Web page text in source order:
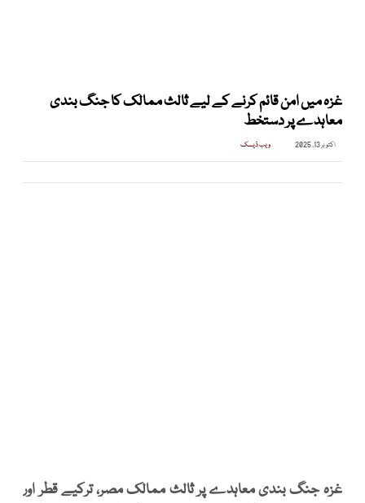
غزہ میں امن قائم کرنے کے لیے ثالث ممالک کا جنگ بندی
معاہدے پر دستخط
اکتوبر 13, 2025 ویب ڈیسک
غزہ جنگ بندی معاہدے پر ثالث ممالک مصر، ترکیے قطر اور